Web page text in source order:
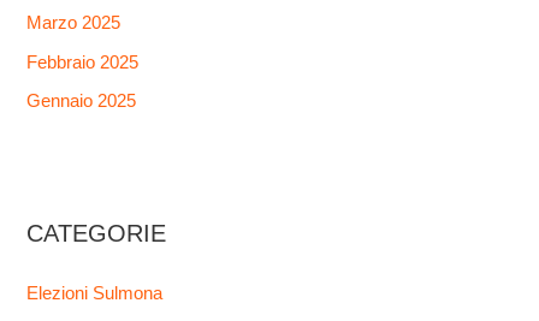
Marzo 2025
Febbraio 2025
Gennaio 2025
CATEGORIE
Elezioni Sulmona